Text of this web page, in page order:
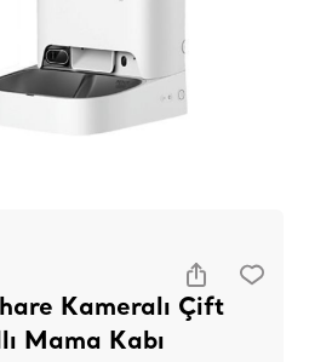
Kameralı Çift
Mama Kabı